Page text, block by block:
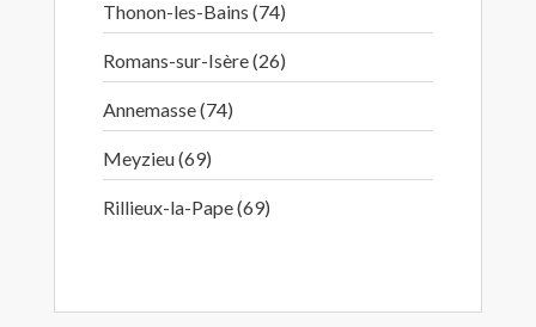
Thonon-les-Bains (74)
Romans-sur-Isère (26)
Annemasse (74)
Meyzieu (69)
Rillieux-la-Pape (69)